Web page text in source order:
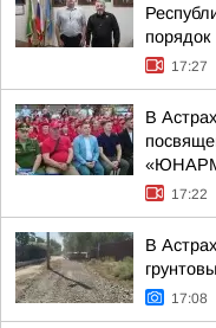
порядок
17:27
В
17:22
В
17:08